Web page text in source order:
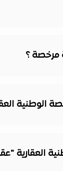
مرخصة ؟
الوطنية
العقارية